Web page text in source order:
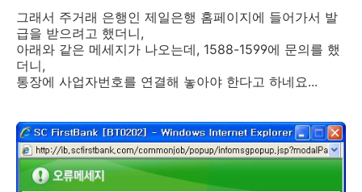
그래서 주거래 은행인 제일은행 홈페이지에 들어가서 발
급을 받으려고 했더니,
아래와 같은 메세지가 나오는데, 1588-1599에 문의를 했
더니,
통장에 사업자번호를 연결해 놓아야 한다고 하네요...